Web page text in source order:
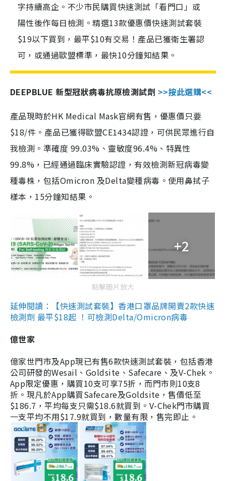
字持續高企。不少市民購買快速測試「看門口」或
陽性後作每日檢測。精選13款優惠價快速測試套裝
$19以下買到，最平$10有交易！產品已獲衛生署認
可，或通過歐盟標準，最快10分鐘知結果。
DEEPBLUE 新型冠狀病毒抗原檢測試劑 >>按此選購<<
產品現時於HK Medical Mask官網有售，優惠價只要
$18/件。產品已獲得歐盟CE1434認證，可供民眾進行自
我檢測。準確度 99.03%、靈敏度96.4%、特異性
99.8%，已經通過臨床實驗認證，有效檢測新冠病毒變
種毒株，包括Omicron 及Delta變種病毒。使用鼻拭子
樣本，15分鐘知結果。
+2
點擊圖片放大
延伸閱讀：【快速測試套裝】香港口罩品牌開賣2款快速
檢測劑 最平$18起 ！可檢測Delta/Omicron病毒
億世家
億家世門市及App現已有售6款快速測試套裝，包括香港
公司研發的Wesail、Goldsite、Safecare、及V-Chek。
App限定優惠，購買10支可享75折，而門市則10支8
折。現凡於App購買Safecare及Goldsite，售價低至
$186.7，平均每支只需$18.6就買到。V-Chek門市購買
一支平均不用$17.9就買到，數量有限，售完即止。